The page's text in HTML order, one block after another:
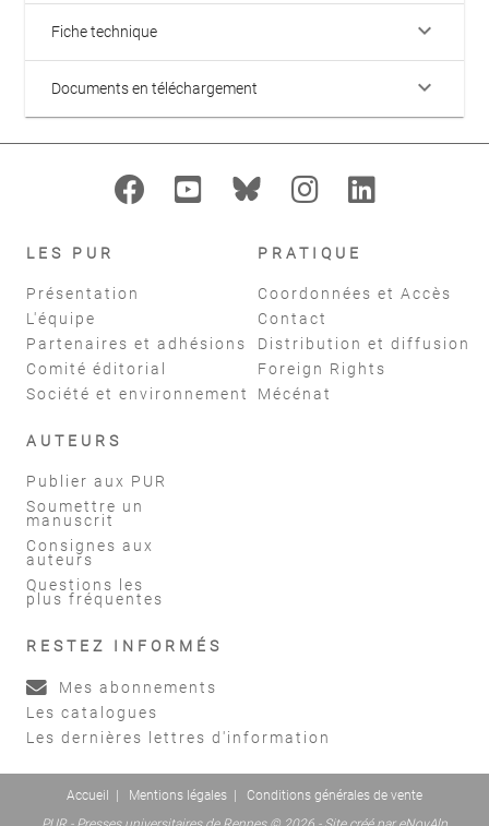
Fiche technique keyboard_arrow_down
Documents en téléchargement keyboard_arrow_down
LES PUR
Présentation
L'équipe
Partenaires et adhésions
Comité éditorial
Société et environnement
PRATIQUE
Coordonnées et Accès
Contact
Distribution et diffusion
Foreign Rights
Mécénat
AUTEURS
Publier aux PUR
Soumettre un
manuscrit
Consignes aux
auteurs
Questions les
plus fréquentes
RESTEZ INFORMÉS
Mes abonnements
Les catalogues
Les dernières lettres d'information
Accueil Mentions légales
Conditions générales de vente